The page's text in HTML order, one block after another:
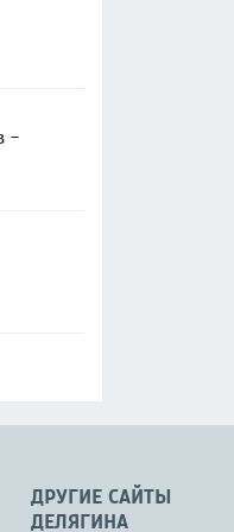
-
ДРУГИЕ САЙТЫ
ДЕЛЯГИНА